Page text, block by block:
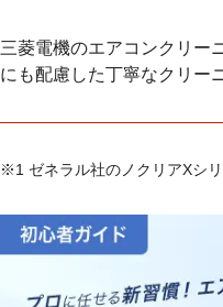
三菱電機のエアコンクリー
にも配慮した丁寧なクリー
※1 ゼネラル社のノクリアXシ